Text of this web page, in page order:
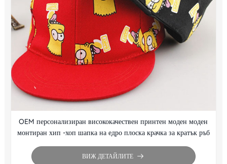
OEM персонализиран висококачествен принтен моден моден
монтиран хип -хоп шапка на едро плоска крачка за кратък ръб
ВИЖ ДЕТАЙЛИТЕ